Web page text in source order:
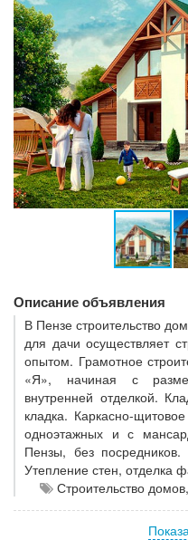
Описание объявления
В Пензе строительство
для дачи осуществляет
опытом. Грамотное
«Я», начиная с
внутренней отделкой.
кладка. Каркасно-
одноэтажных и с
Пензы, без
Утепление стен, отделка
Строительство